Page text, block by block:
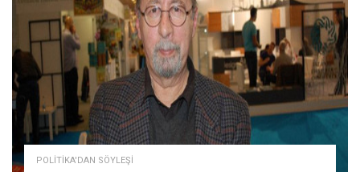
POLITIKA'DAN SÖYLEŞI